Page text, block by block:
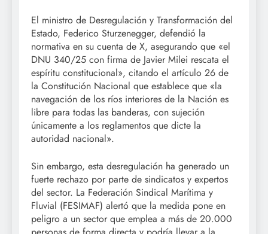
El ministro de Desregulación y Transformación del
Estado, Federico Sturzenegger, defendió la
normativa en su cuenta de X, asegurando que «el
DNU 340/25 con firma de Javier Milei rescata el
espíritu constitucional», citando el artículo 26 de
la Constitución Nacional que establece que «la
navegación de los ríos interiores de la Nación es
libre para todas las banderas, con sujeción
únicamente a los reglamentos que dicte la
autoridad nacional».
Sin embargo, esta desregulación ha generado un
fuerte rechazo por parte de sindicatos y expertos
del sector. La Federación Sindical Marítima y
Fluvial (FESIMAF) alertó que la medida pone en
peligro a un sector que emplea a más de 20.000